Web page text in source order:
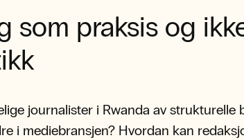
som praksis og
journalister i Rwanda av strukturelle
i mediebransjen? Hvordan kan